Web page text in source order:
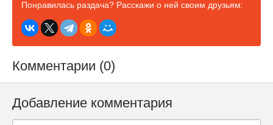
Понравилась раздача? Расскажи о ней своим друзьям:
Комментарии (0)
Добавление комментария